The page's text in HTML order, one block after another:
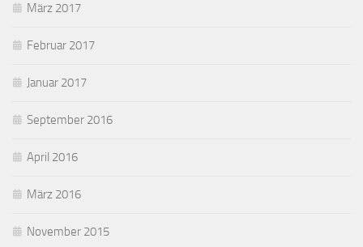
März 2017
Februar 2017
Januar 2017
September 2016
April 2016
März 2016
November 2015